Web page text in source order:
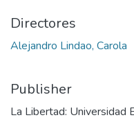
Directores
Alejandro Lindao, Carola
Publisher
La Libertad: Universidad